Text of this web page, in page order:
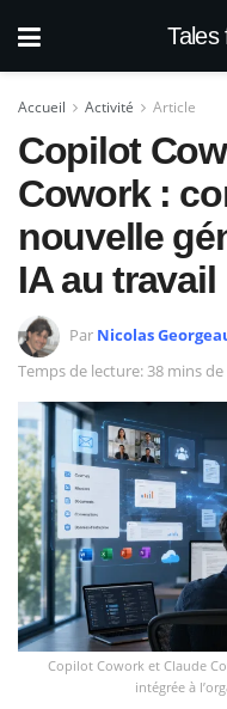
Accueil Activité Article
Copilot
Cowork :
nouvelle
IA au travail
Par Nicolas
Temps de lecture: 38 mins
Copilot Cowork et Claude
intégrée à